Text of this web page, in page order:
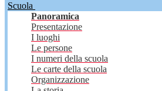
Scuola
Panoramica
Presentazione
I luoghi
Le persone
I numeri della scuola
Le carte della scuola
Organizzazione